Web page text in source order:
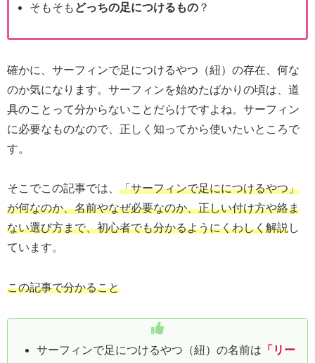
そもそも どっちの足につけるもの ？
確かに、サーフィンで足につけるやつ（紐）の存在、何な
のか気になります。サーフィンを始めたばかりの頃は、道
具のことって分からないことだらけですよね。サーフィン
に必要なものなので、正しく知ってから使いたいところで
す。
そこでこの記事では、 「サーフィンで足ににつけるやつ」
が何なのか、名前やなぜ必要なのか、正しい付け方や絡ま
ない選び方まで、初心者でも分かるようにくわしく解説し
ています。
この記事で分かること
サーフィンで足につけるやつ（紐）の名前は 「リー